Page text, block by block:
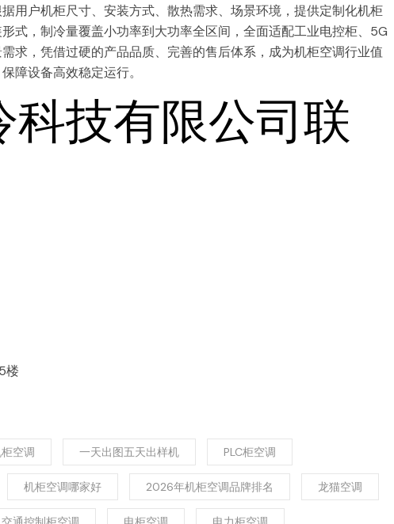
用户机柜尺寸、安装方式、散热需求、场景环境，提供定制化机柜
式，制冷量覆盖小功率到大功率全区间，全面适配工业电控柜、5G
求，凭借过硬的产品品质、完善的售后体系，成为机柜空调行业值
障设备高效稳定运行。
技有限公司联
楼
空调 一天出图五天出样机 PLC柜空调
机柜空调哪家好 2026年机柜空调品牌排名 龙猫空调